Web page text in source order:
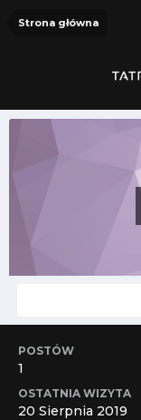
Strona główna
POSTÓW
1
OSTATNIA WIZYTA
20 Sierpnia 2019